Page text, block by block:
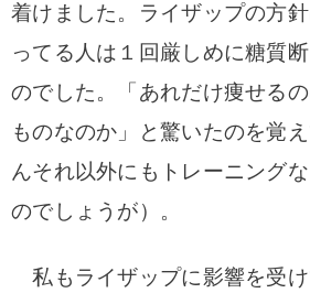
着けました。ライザップの方
ってる人は１回厳しめに糖質
のでした。
「あれだけ痩せる
ものなのか」と驚いたのを覚
んそれ以外にもトレーニング
のでしょうが）。
私もライザップに影響を受